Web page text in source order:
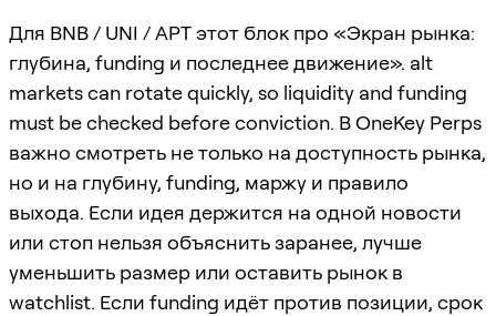
Для BNB / UNI / APT этот блок про «Экран рынка:
глубина, funding и последнее движение». alt
markets can rotate quickly, so liquidity and funding
must be checked before conviction. В OneKey Perps
важно смотреть не только на доступность рынка,
но и на глубину, funding, маржу и правило
выхода. Если идея держится на одной новости
или стоп нельзя объяснить заранее, лучше
уменьшить размер или оставить рынок в
watchlist. Если funding идёт против позиции, срок